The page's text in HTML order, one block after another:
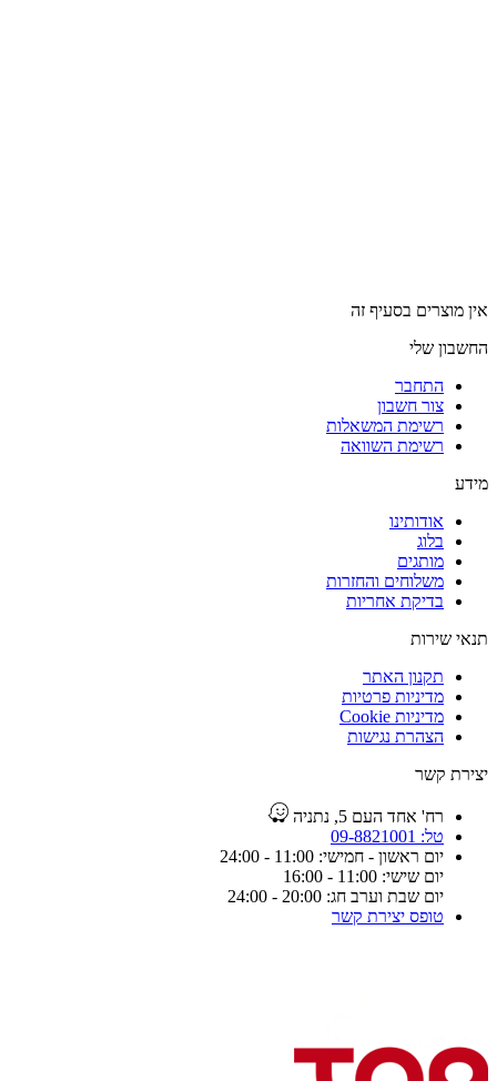
אין מוצרים בסעיף זה
החשבון שלי
התחבר
צור חשבון
רשימת המשאלות
רשימת השוואה
מידע
אודותינו
בלוג
מותגים
משלוחים והחזרות
בדיקת אחריות
תנאי שירות
תקנון האתר
מדיניות פרטיות
מדיניות Cookie
הצהרת נגישות
יצירת קשר
רח' אחד העם 5, נתניה
טל: 09-8821001
יום ראשון - חמישי: 11:00 - 24:00
יום שישי: 11:00 - 16:00
יום שבת וערב חג: 20:00 - 24:00
טופס יצירת קשר